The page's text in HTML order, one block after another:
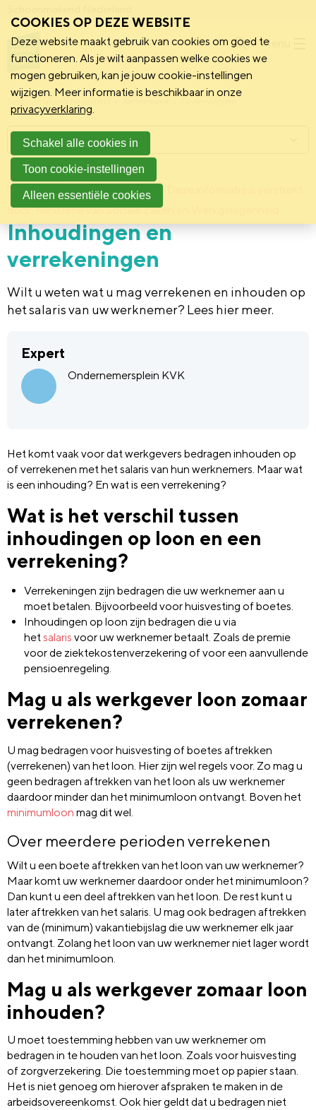
Menu
Schoonmakend Nederland
Achtergrond 24 september 2015
door: Ministerie van Sociale Zaken en Werkgelegenheid
Inhoudingen en
verrekeningen
Wilt u weten wat u mag verrekenen en inhouden op
het salaris van uw werknemer? Lees hier meer.
Expert
Ondernemersplein KVK
Het komt vaak voor dat werkgevers bedragen inhouden op
of verrekenen met het salaris van hun werknemers. Maar wat
is een inhouding? En wat is een verrekening?
Wat is het verschil tussen
inhoudingen op loon en een
verrekening?
Verrekeningen zijn bedragen die uw werknemer aan u
moet betalen. Bijvoorbeeld voor huisvesting of boetes.
Inhoudingen op loon zijn bedragen die u via
hetsalaris voor uw werknemer betaalt. Zoals de premie
voor de ziektekostenverzekering of voor een aanvullende
pensioenregeling.
Mag u als werkgever loon zomaar
verrekenen?
U mag bedragen voor huisvesting of boetes aftrekken
(verrekenen) van het loon. Hier zijn wel regels voor. Zo mag u
geen bedragen aftrekken van het loon als uw werknemer
daardoor minder dan het minimumloon ontvangt. Boven het
minimumloon mag dit wel.
Over meerdere perioden verrekenen
Wilt u een boete aftrekken van het loon van uw werknemer?
Maar komt uw werknemer daardoor onder het minimumloon?
Dan kunt u een deel aftrekken van het loon. De rest kunt u
later aftrekken van het salaris. U mag ook bedragen aftrekken
van de (minimum) vakantiebijslag die uw werknemer elk jaar
ontvangt. Zolang het loon van uw werknemer niet lager wordt
dan het minimumloon.
Mag u als werkgever zomaar loon
inhouden?
U moet toestemming hebben van uw werknemer om
bedragen in te houden van het loon. Zoals voor huisvesting
of zorgverzekering. Die toestemming moet op papier staan.
Het is niet genoeg om hierover afspraken te maken in de
arbeidsovereenkomst. Ook hier geldt dat u bedragen niet
Menu
COOKIES OP DEZE WEBSITE
Deze website maakt gebruik van cookies om goed te
functioneren. Als je wilt aanpassen welke cookies we
mogen gebruiken, kan je jouw cookie-instellingen
wijzigen. Meer informatie is beschikbaar in onze
privacyverklaring.
Schakel alle cookies in
Toon cookie-instellingen
Alleen essentiële cookies